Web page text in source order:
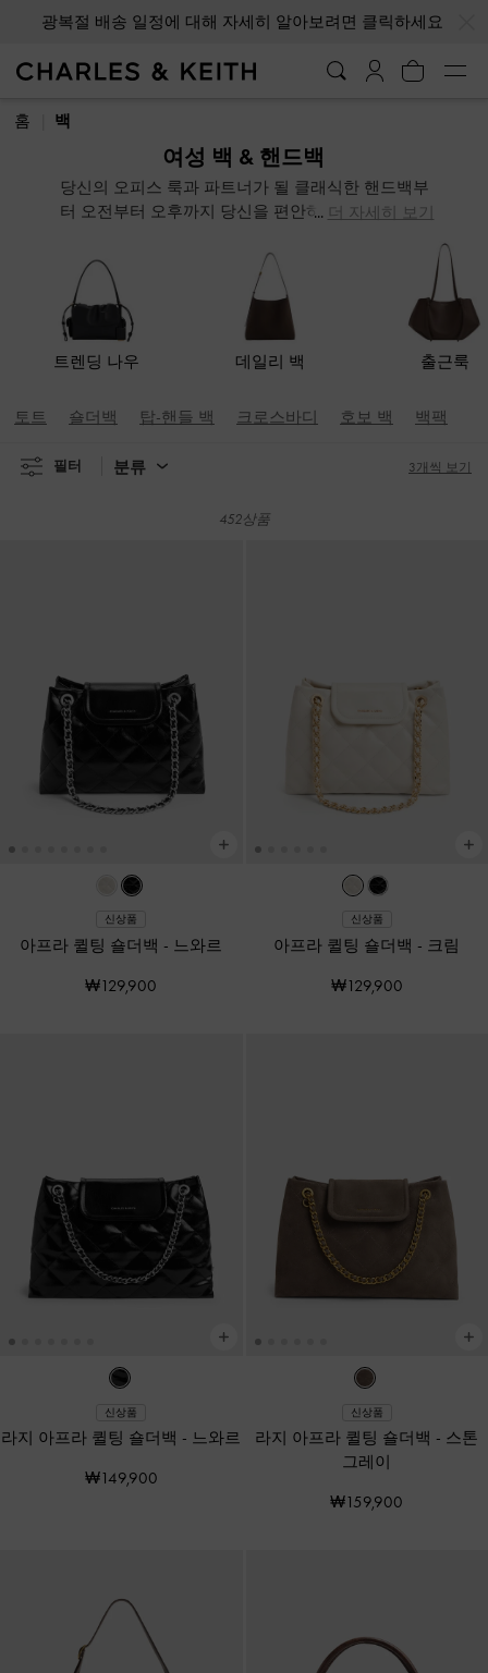
광복절 배송 일정에 대해 자세히 알아보려면 클릭하세요
광복절 배송 일정에 대해 자세히 알아보려면 클릭하세요
홈 백
여성 백 & 핸드백
당신의 오피스 룩과 파트너가 될 클래식한 핸드백부
터 오전부터 오후까지 당신을 편안하게 할 크로스바
로운 여행 아이템으로서 실용적인 백팩을 찾고 있다
면? 다양한 디자인의 백을 검색하여 모든 시즌에 들
기 좋은 세련된 아이템을 찾아보세요.
더 자세히 보기
트렌딩 나우 데일리 백 출근룩
토트 숄더백 탑-핸들 백 크로스바디 호보 백 백팩
필터 분류 3개씩 보기
452상품
신상품
아프라 퀼팅 숄더백 - 느와르
₩129,900
신상품
아프라 퀼팅 숄더백 - 크림
₩129,900
신상품
라지 아프라 퀼팅 숄더백 - 느와르
₩149,900
신상품
라지 아프라 퀼팅 숄더백 - 스톤
그레이
₩159,900